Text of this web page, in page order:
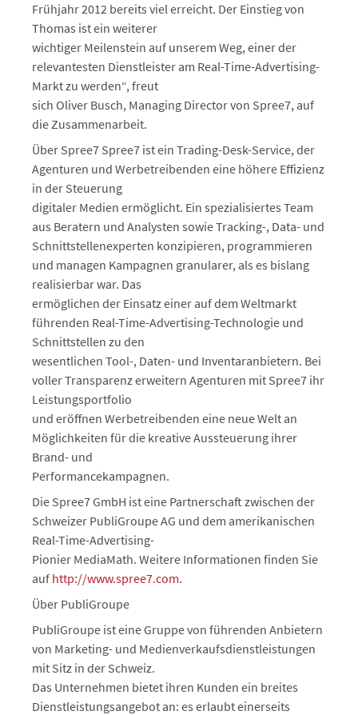
Frühjahr 2012 bereits viel erreicht. Der Einstieg von
Thomas ist ein weiterer
wichtiger Meilenstein auf unserem Weg, einer der
relevantesten Dienstleister am Real-Time-Advertising-
Markt zu werden“, freut
sich Oliver Busch, Managing Director von Spree7, auf
die Zusammenarbeit.
Über Spree7 Spree7 ist ein Trading-Desk-Service, der
Agenturen und Werbetreibenden eine höhere Effizienz
in der Steuerung
digitaler Medien ermöglicht. Ein spezialisiertes Team
aus Beratern und Analysten sowie Tracking-, Data- und
Schnittstellenexperten konzipieren, programmieren
und managen Kampagnen granularer, als es bislang
realisierbar war. Das
ermöglichen der Einsatz einer auf dem Weltmarkt
führenden Real-Time-Advertising-Technologie und
Schnittstellen zu den
wesentlichen Tool-, Daten- und Inventaranbietern. Bei
voller Transparenz erweitern Agenturen mit Spree7 ihr
Leistungsportfolio
und eröffnen Werbetreibenden eine neue Welt an
Möglichkeiten für die kreative Aussteuerung ihrer
Brand- und
Performancekampagnen.
Die Spree7 GmbH ist eine Partnerschaft zwischen der
Schweizer PubliGroupe AG und dem amerikanischen
Real-Time-Advertising-
Pionier MediaMath. Weitere Informationen finden Sie
auf http://www.spree7.com.
Über PubliGroupe
PubliGroupe ist eine Gruppe von führenden Anbietern
von Marketing- und Medienverkaufsdienstleistungen
mit Sitz in der Schweiz.
Das Unternehmen bietet ihren Kunden ein breites
Dienstleistungsangebot an: es erlaubt einerseits